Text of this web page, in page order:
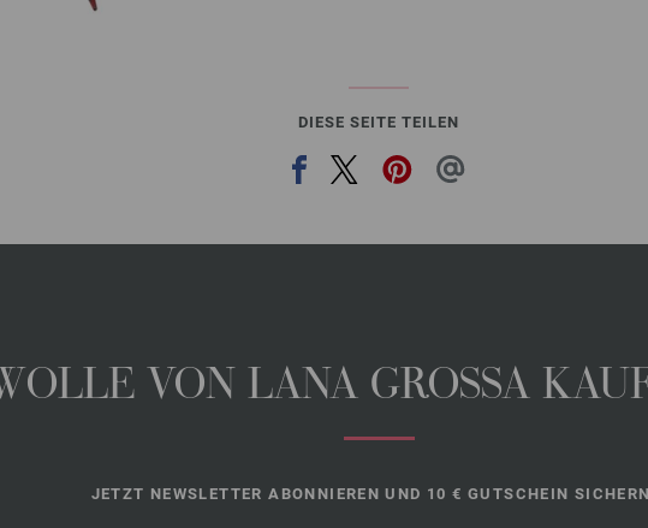
DIESE SEITE TEILEN
VON LANA GROSSA
JETZT NEWSLETTER ABONNIEREN UND 10 € GUTSCHEIN